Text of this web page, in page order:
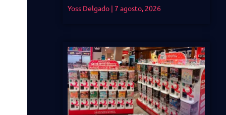
Yoss Delgado 7 agosto, 2026